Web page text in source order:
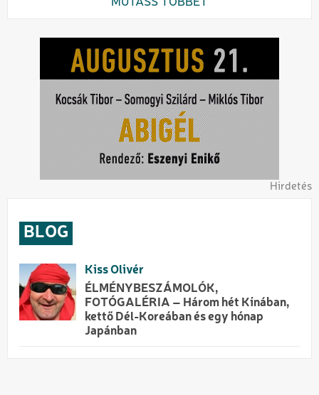
MUTASS TÖBBET
Hirdetés
BLOG
Kiss Olivér
ÉLMÉNYBESZÁMOLÓK,
FOTÓGALÉRIA – Három hét Kínában,
kettő Dél-Koreában és egy hónap
Japánban